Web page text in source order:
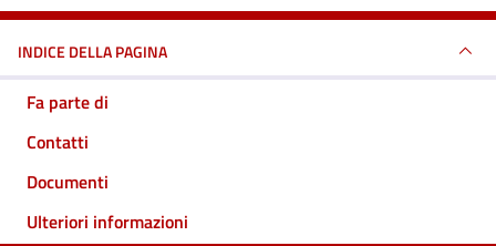
INDICE DELLA PAGINA
Fa parte di
Contatti
Documenti
Ulteriori informazioni